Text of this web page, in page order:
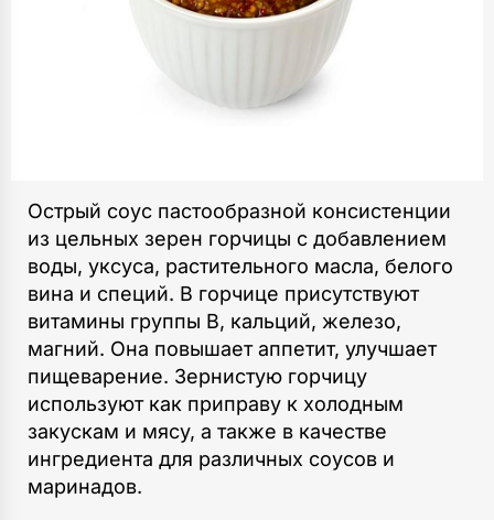
Острый соус пастообразной консистенции
из цельных зерен горчицы с добавлением
воды, уксуса, растительного масла, белого
вина и специй. В горчице присутствуют
витамины группы В, кальций, железо,
магний. Она повышает аппетит, улучшает
пищеварение. Зернистую горчицу
используют как приправу к холодным
закускам и мясу, а также в качестве
ингредиента для различных соусов и
маринадов.